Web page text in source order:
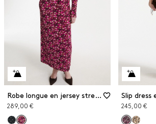
Robe longue en jersey stretch
289,00 €
Slip dress
245,00 €